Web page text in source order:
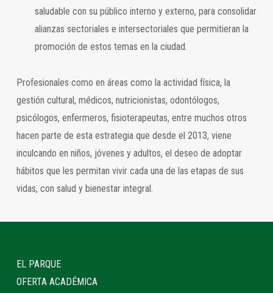
saludable con su público interno y externo, para consolidar
alianzas sectoriales e intersectoriales que permitieran la
promoción de estos temas en la ciudad.
Profesionales como en áreas como la actividad física, la
gestión cultural, médicos, nutricionistas, odontólogos,
psicólogos, enfermeros, fisioterapeutas, entre muchos otros
hacen parte de esta estrategia que desde el 2013, viene
inculcando en niños, jóvenes y adultos, el deseo de adoptar
hábitos que les permitan vivir cada una de las etapas de sus
vidas, con salud y bienestar integral.
EL PARQUE
OFERTA ACADÉMICA